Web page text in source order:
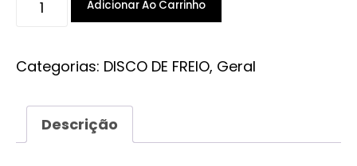
TRASEIRO
quantidade
Adicionar Ao Carrinho
Categorias: DISCO DE FREIO, Geral
Descrição